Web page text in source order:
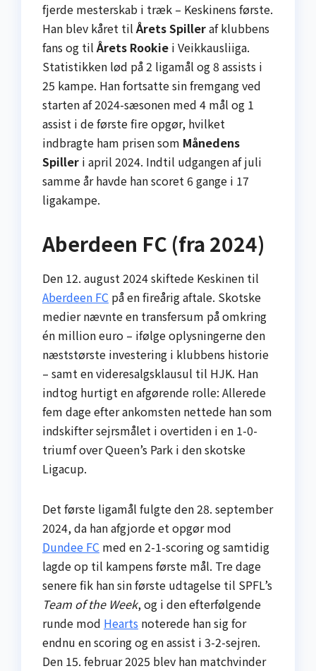
fjerde mesterskab i træk – Keskinens første.
Han blev kåret tilÅrets Spilleraf klubbens
fans og tilÅrets Rookie i Veikkausliiga.
Statistikken lød på 2 ligamål og 8 assists i
25 kampe. Han fortsatte sin fremgang ved
starten af 2024-sæsonen med 4 mål og 1
assist i de første fire opgør, hvilket
indbragte ham prisen som Månedens
Spiller i april 2024. Indtil udgangen af juli
samme år havde han scoret 6 gange i 17
ligakampe.
Aberdeen FC (fra 2024)
Den 12. august 2024 skiftede Keskinen til
Aberdeen FC på en fireårig aftale. Skotske
medier nævnte en transfersum på omkring
én million euro – ifølge oplysningerne den
næst­største investering i klubbens historie
– samt en videresalgs­klausul til HJK. Han
indtog hurtigt en afgørende rolle: Allerede
fem dage efter ankomsten nettede han som
indskifter sejrsmålet i overtiden i en 1-0-
triumf over Queen’s Park i den skotske
Liga­cup.
Det første ligamål fulgte den 28. september
2024, da han afgjorde et opgør mod
Dundee FC med en 2-1-scoring og samtidig
lagde op til kampens første mål. Tre dage
senere fik han sin første udtagelse til SPFL’s
Team of the Week, og i den efterfølgende
runde mod Hearts noterede han sig for
endnu en scoring og en assist i 3-2-sejren.
Den 15. februar 2025 blev han matchvinder